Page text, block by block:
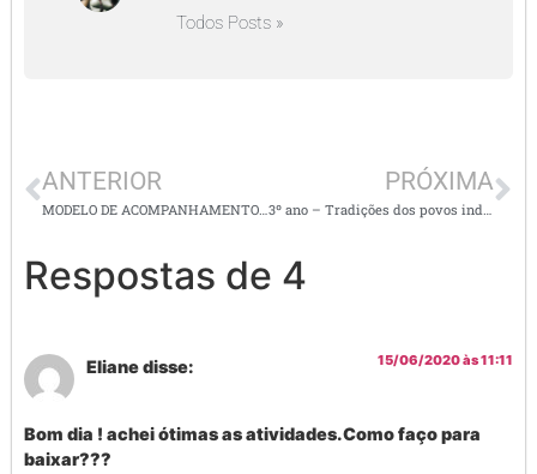
Todos Posts »
ANTERIOR PRÓXIMA
Respostas de 4
Elianedisse: 15/06/2020 às 11:11
Bom dia ! achei ótimas as atividades.Como faço para
baixar???